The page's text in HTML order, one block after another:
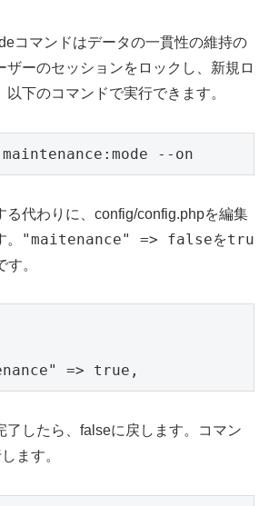
コマンドはデータの一貫性の維持の
ザーのセッションをロックし、新規ロ
下のコマンドで実行できます。
--on
る代わりに、config/config.phpを編集
"maitenance" => falseをtru
。
=> true,
了したら、falseに戻します。コマン
ます。